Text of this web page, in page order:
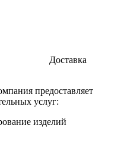
Доставка
предоставляет
услуг:
изделий